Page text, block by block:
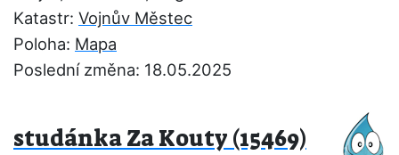
Katastr: Vojnův Městec
Poloha: Mapa
Poslední změna: 18.05.2025
studánka Za Kouty (15469)